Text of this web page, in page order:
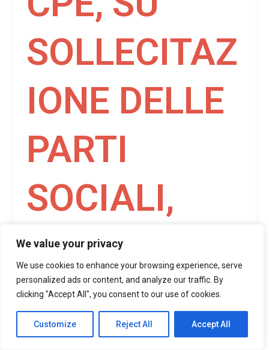
We value your privacy
We use cookies to enhance your browsing experience, serve
personalized ads or content, and analyze our traffic. By
clicking "Accept All", you consent to our use of cookies.
Customize Reject All Accept All
SOLLECITAZ
IONE DELLE
PARTI
SOCIALI,
LANCIA IL
GRUPPO DI